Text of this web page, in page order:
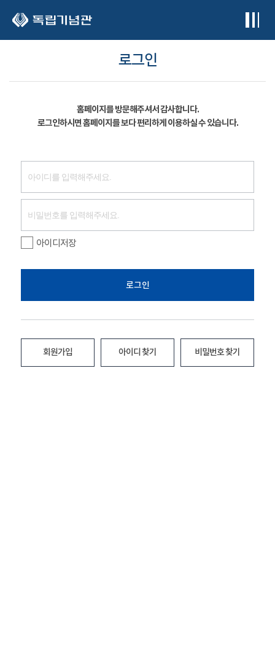
로그인
홈페이지를 방문해주셔서 감사합니다.
로그인하시면 홈페이지를 보다 편리하게 이용하실 수 있습니다.
아이디저장
로그인
회원가입 아이디 찾기 비밀번호 찾기